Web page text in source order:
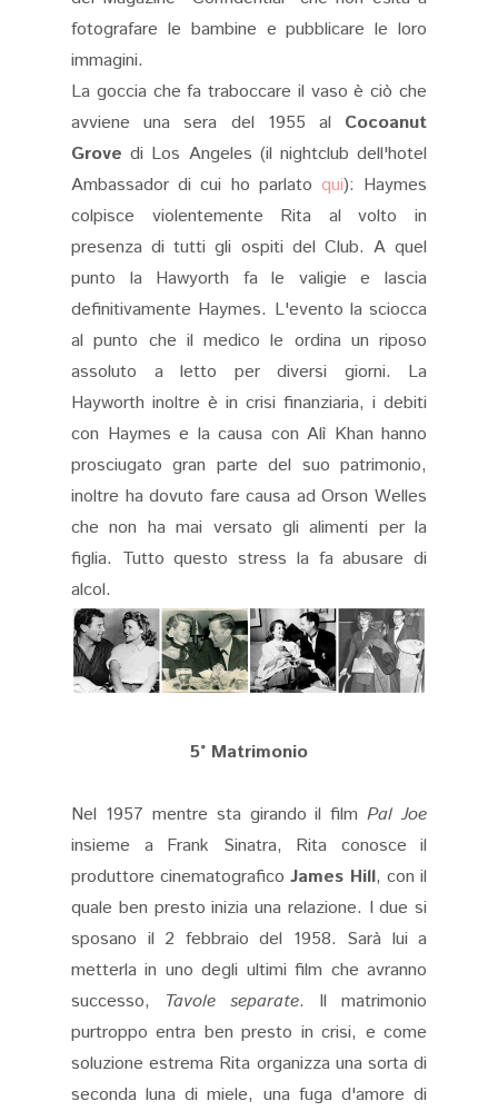
fotografare le bambine e pubblicare le loro
immagini.
La goccia che fa traboccare il vaso è ciò che
avviene una sera del 1955 al Cocoanut
Grove di Los Angeles (il nightclub dell'hotel
Ambassador di cui ho parlato qui): Haymes
colpisce violentemente Rita al volto in
presenza di tutti gli ospiti del Club. A quel
punto la Hawyorth fa le valigie e lascia
definitivamente Haymes. L'evento la sciocca
al punto che il medico le ordina un riposo
assoluto a letto per diversi giorni. La
Hayworth inoltre è in crisi finanziaria, i debiti
con Haymes e la causa con Alì Khan hanno
prosciugato gran parte del suo patrimonio,
inoltre ha dovuto fare causa ad Orson Welles
che non ha mai versato gli alimenti per la
figlia. Tutto questo stress la fa abusare di
alcol.
5° Matrimonio
Nel 1957 mentre sta girando il film Pal Joe
insieme a Frank Sinatra, Rita conosce il
produttore cinematograficoJames Hill, con il
quale ben presto inizia una relazione. I due si
sposano il 2 febbraio del 1958. Sarà lui a
metterla in uno degli ultimi film che avranno
successo, Tavole separate. Il matrimonio
purtroppo entra ben presto in crisi, e come
soluzione estrema Rita organizza una sorta di
seconda luna di miele, una fuga d'amore di